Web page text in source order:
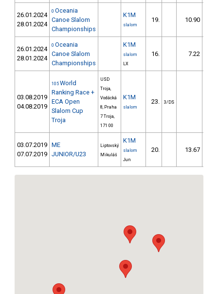
26.01.2024
28.01.2024
0 Oceania
Canoe Slalom
Championships
K1M
slalom
19. 10.90
26.01.2024
28.01.2024
0 Oceania
Canoe Slalom
Championships
K1M
slalom
LX
16. 7.22
03.08.2019
04.08.2019
105 World
Ranking Race +
ECA Open
Slalom Cup
Troja
USD
Troja,
Vodácká
8, Praha
7 Troja,
171 00
K1M
slalom
23. 3/DS
03.07.2019
07.07.2019
ME
JUNIOR/U23
Liptovský
Mikuláš
K1M
slalom
Jun
20. 13.67